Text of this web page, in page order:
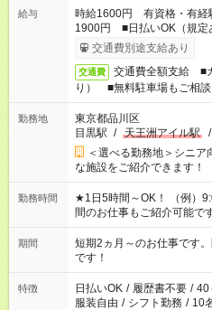
給与
時給1600円 有資格・有
1900円 ■日払いOK（規定
交通費別途支給あり
交通費
交通費全額支給 ■
り） ■無料駐車場もご相
勤務地
東京都品川区
目黒駅 / 天王洲アイル駅 /
＜選べる勤務地＞シニ
な施設をご紹介できます！
勤務時間
★1日5時間～OK！ （例）
間のお仕事もご紹介可能で
家庭の都合でお休みが必要
※週最低15時間以上の勤務
期間
短期2ヵ月～のお仕事です
です！
特徴 日払いOK / 履歴書不要 / 40
服装自由 / シフト勤務 / 10